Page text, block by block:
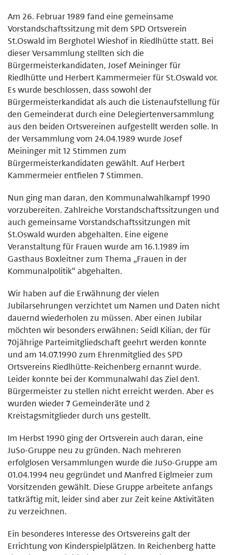
Am 26. Februar 1989 fand eine gemeinsame
Vorstandschaftssitzung mit dem SPD Ortsverein
St.Oswald im Berghotel Wieshof in Riedlhütte statt. Bei
dieser Versammlung stellten sich die
Bürgermeisterkandidaten, Josef Meininger für
Riedlhütte und Herbert Kammermeier für St.Oswald vor.
Es wurde beschlossen, dass sowohl der
Bürgermeisterkandidat als auch die Listenaufstellung für
den Gemeinderat durch eine Delegiertenversammlung
aus den beiden Ortsvereinen aufgestellt werden solle. In
der Versammlung vom 24.04.1989 wurde Josef
Meininger mit 12 Stimmen zum
Bürgermeisterkandidaten gewählt. Auf Herbert
Kammermeier entfielen 7 Stimmen.
Nun ging man daran, den Kommunalwahlkampf 1990
vorzubereiten. Zahlreiche Vorstandschaftssitzungen und
auch gemeinsame Vorstandschaftssitzungen mit
St.Oswald wurden abgehalten. Eine eigene
Veranstaltung für Frauen wurde am 16.1.1989 im
Gasthaus Boxleitner zum Thema „Frauen in der
Kommunalpolitik“ abgehalten.
Wir haben auf die Erwähnung der vielen
Jubilarsehrungen verzichtet um Namen und Daten nicht
dauernd wiederholen zu müssen. Aber einen Jubilar
möchten wir besonders erwähnen: Seidl Kilian, der für
70jährige Parteimitgliedschaft geehrt werden konnte
und am 14.07.1990 zum Ehrenmitglied des SPD
Ortsvereins Riedlhütte-Reichenberg ernannt wurde.
Leider konnte bei der Kommunalwahl das Ziel den1.
Bürgermeister zu stellen nicht erreicht werden. Aber es
wurden wieder 7 Gemeinderäte und 2
Kreistagsmitglieder durch uns gestellt.
Im Herbst 1990 ging der Ortsverein auch daran, eine
JuSo-Gruppe neu zu gründen. Nach mehreren
erfolglosen Versammlungen wurde die JuSo-Gruppe am
01.04.1994 neu gegründet und Manfred Eiglmeier zum
Vorsitzenden gewählt. Diese Gruppe arbeitete anfangs
tatkräftig mit, leider sind aber zur Zeit keine Aktivitäten
zu verzeichnen.
Ein besonderes Interesse des Ortsvereins galt der
Errichtung von Kinderspielplätzen. In Reichenberg hatte